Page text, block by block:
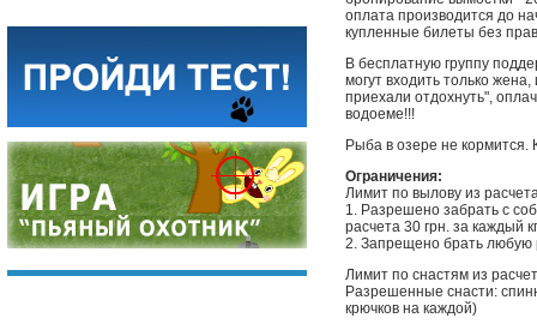
оплата производится до
купленные билеты без
В бесплатную группу
могут входить только
приехали отдохнуть",
водоеме!!!
Рыба в озере не кормится.
Ограничения:
Лимит по вылову из
1. Разрешено забрать с
расчета 30 грн. за каждый
2. Запрещено брать любую
Лимит по снастям из
Разрешенные снасти:
крючков на каждой)